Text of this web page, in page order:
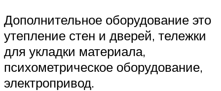
Дополнительное оборудование это
утепление стен и дверей, тележки
для укладки материала,
психометрическое оборудование,
электропривод.